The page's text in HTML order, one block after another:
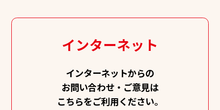
インターネット
インターネットからの
お問い合わせ・ご意見は
こちらをご利用ください。